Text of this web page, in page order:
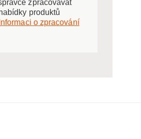
zpracovávat
produktů
Informaci o zpracování